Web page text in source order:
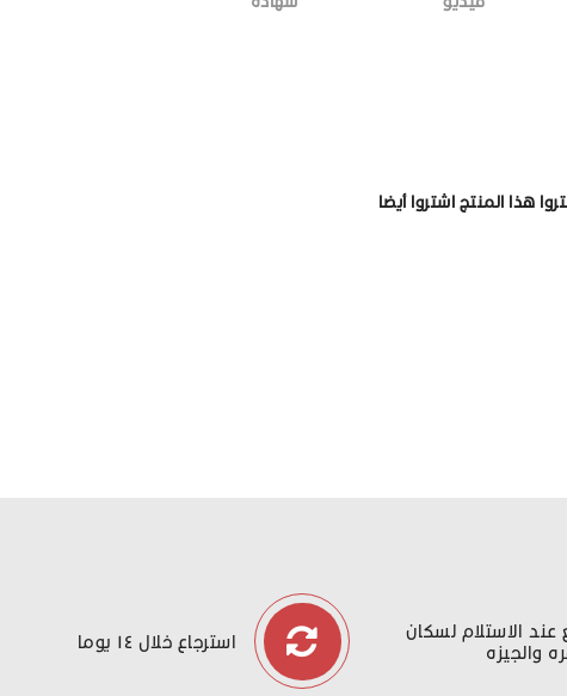
هذا المنتج اشتروا أيضا
عند الاستلام لسكان
والجيزه
استرجاع خلال ١٤ يوما